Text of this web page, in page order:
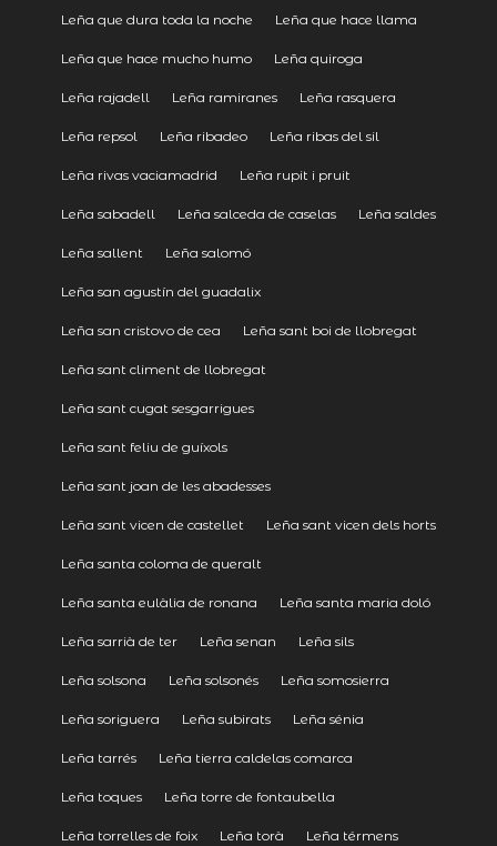
Leña que dura toda la noche Leña que hace llama
Leña que hace mucho humo Leña quiroga
Leña rajadell Leña ramiranes Leña rasquera
Leña repsol Leña ribadeo Leña ribas del sil
Leña rivas vaciamadrid Leña rupit i pruit
Leña sabadell Leña salceda de caselas Leña saldes
Leña sallent Leña salomó
Leña san agustín del guadalix
Leña san cristovo de cea Leña sant boi de llobregat
Leña sant climent de llobregat
Leña sant cugat sesgarrigues
Leña sant feliu de guíxols
Leña sant joan de les abadesses
Leña sant vicen de castellet Leña sant vicen dels horts
Leña santa coloma de queralt
Leña santa eulàlia de ronana Leña santa maria doló
Leña sarrià de ter Leña senan Leña sils
Leña solsona Leña solsonés Leña somosierra
Leña soriguera Leña subirats Leña sénia
Leña tarrés Leña tierra caldelas comarca
Leña toques Leña torre de fontaubella
Leña torrelles de foix Leña torà Leña térmens